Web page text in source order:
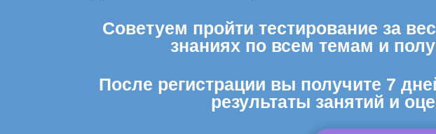
Советуем пройти тестирование за
знаниях по всем темам и
После регистрации вы получите 7
результаты занятий и